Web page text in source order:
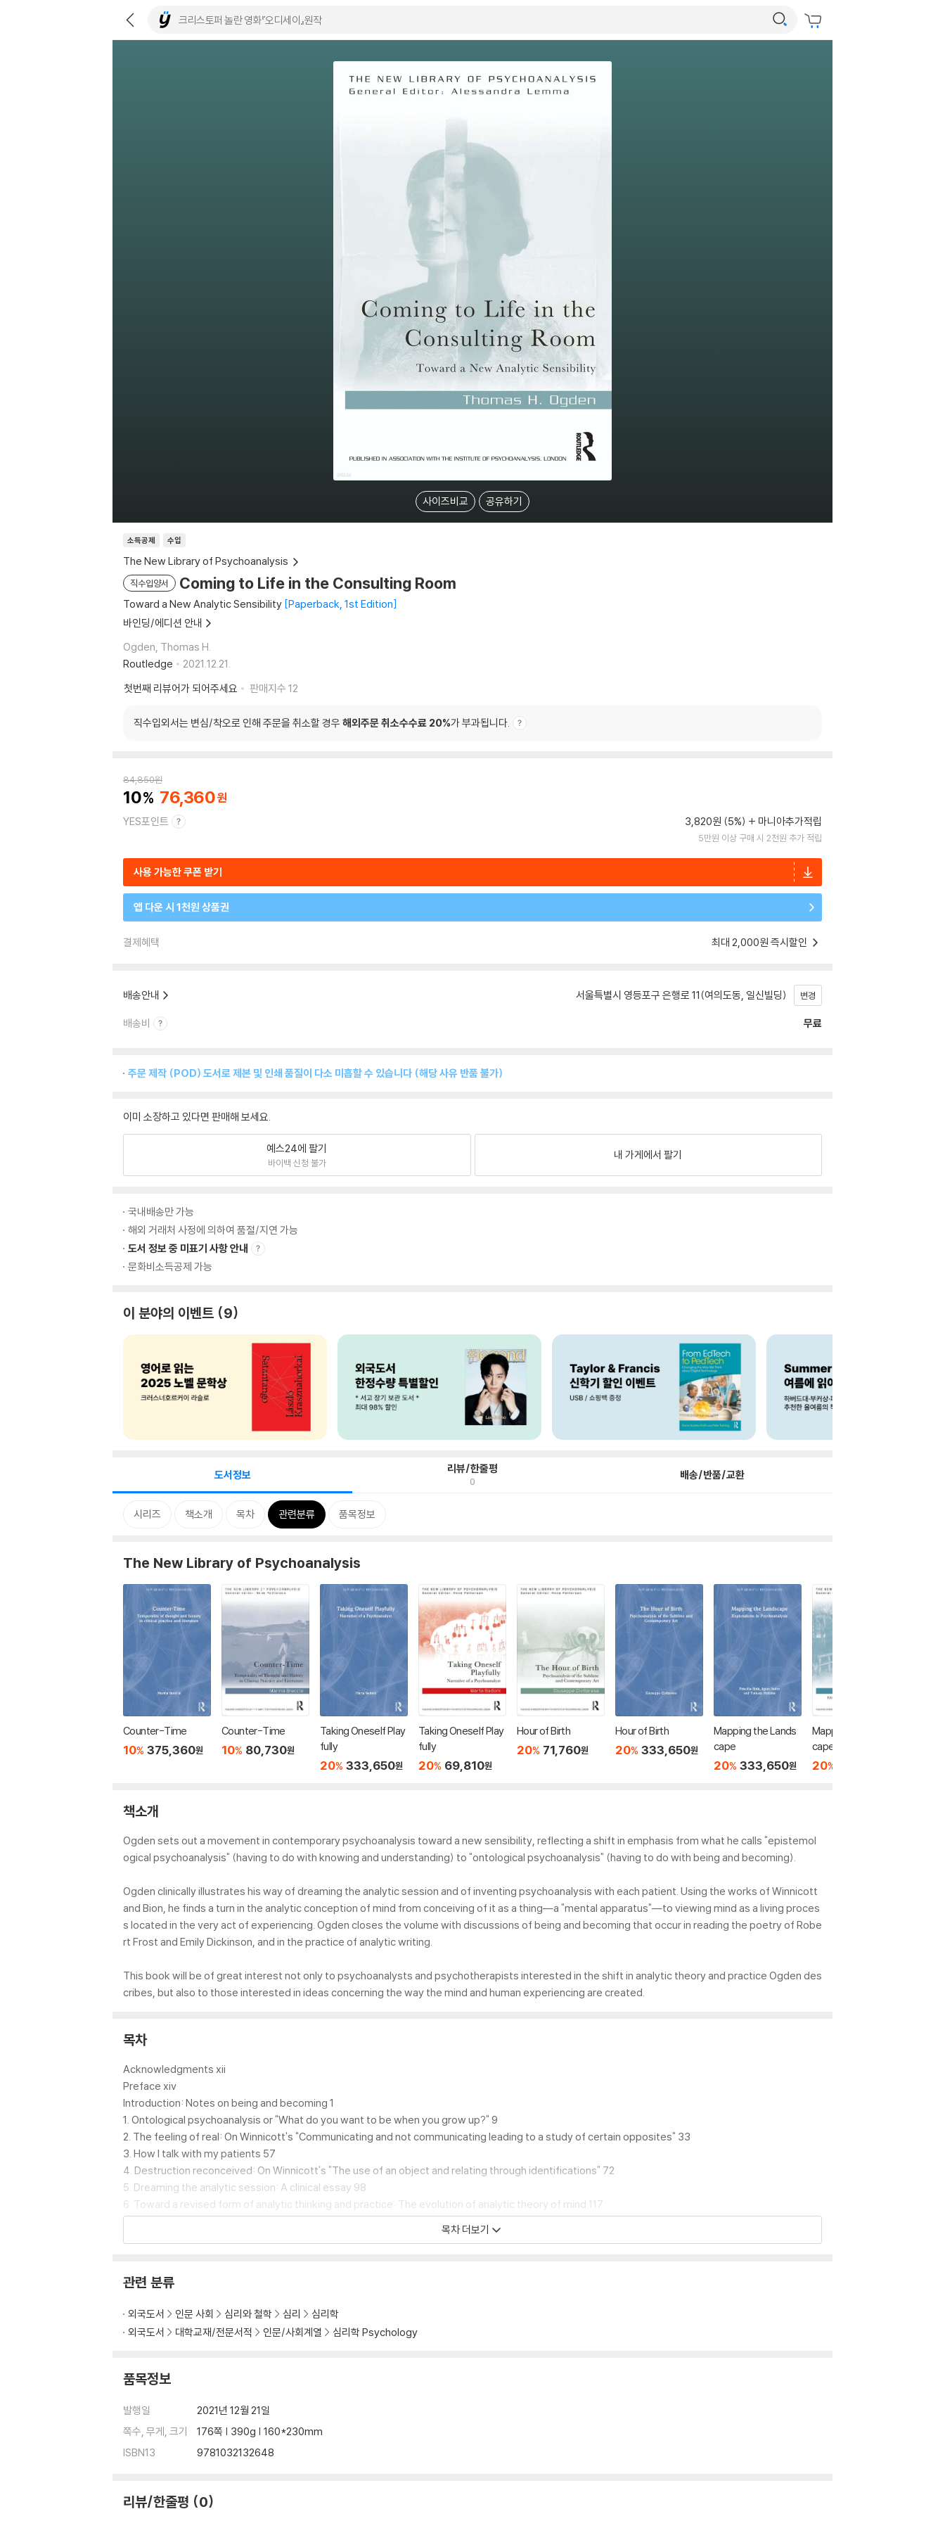
사이즈비교 공유하기
소득공제 수입
The New Library of Psychoanalysis
직수입양서 Coming to Life in the Consulting Room
Toward a New Analytic Sensibility Paperback, 1st Edition
바인딩/에디션 안내
Ogden, Thomas H.
Routledge
2021.12.21.
첫번째 리뷰어가 되어주세요
판매지수 12
직수입외서는 변심/착오로 인해 주문을 취소할 경우 해외주문 취소수수료 20%가 부과됩니다.
84,850원
10 76,360
YES포인트 3,820원 (5%) 마니아추가적립
5만원 이상 구매 시 2천원 추가 적립
사용 가능한 쿠폰 받기
앱 다운 시 1천원 상품권
결제혜택 최대 2,000원 즉시할인
배송안내 서울특별시 영등포구 은행로 11(여의도동, 일신빌딩) 변경
배송비 무료
주문 제작 (POD) 도서로 제본 및 인쇄 품질이 다소 미흡할 수 있습니다 (해당 사유 반품 불가)
이미 소장하고 있다면 판매해 보세요.
예스24에 팔기
바이백 신청 불가
내 가게에서 팔기
국내배송만 가능
해외 거래처 사정에 의하여 품절/지연 가능
도서 정보 중 미표기 사항 안내
문화비소득공제 가능
이 분야의 이벤트 9
도서정보 리뷰/한줄평
0 배송/반품/교환
시리즈 책소개 목차 관련분류 품목정보
The New Library of Psychoanalysis
Counter-Time
10% 375,360원
Counter-Time
10% 80,730원
Taking Oneself Play
fully
20% 333,650원
Taking Oneself Play
fully
20% 69,810원
Hour of Birth
20% 71,760원
Hour of Birth
20% 333,650원
Mapping the Lands
cape
20% 333,650원
Mapping the Lands
cape
20%
책소개
Ogden sets out a movement in contemporary psychoanalysis toward a new sensibility, reflecting a shift in emphasis from what he calls "epistemol
ogical psychoanalysis" (having to do with knowing and understanding) to "ontological psychoanalysis" (having to do with being and becoming).
Ogden clinically illustrates his way of dreaming the analytic session and of inventing psychoanalysis with each patient. Using the works of Winnicott
and Bion, he finds a turn in the analytic conception of mind from conceiving of it as a thing―a "mental apparatus"―to viewing mind as a living proces
s located in the very act of experiencing. Ogden closes the volume with discussions of being and becoming that occur in reading the poetry of Robe
rt Frost and Emily Dickinson, and in the practice of analytic writing.
This book will be of great interest not only to psychoanalysts and psychotherapists interested in the shift in analytic theory and practice Ogden des
cribes, but also to those interested in ideas concerning the way the mind and human experiencing are created.
목차
Acknowledgments xii
Preface xiv
Introduction: Notes on being and becoming 1
1. Ontological psychoanalysis or "What do you want to be when you grow up?" 9
2. The feeling of real: On Winnicott's "Communicating and not communicating leading to a study of certain opposites" 33
3. How I talk with my patients 57
4. Destruction reconceived: On Winnicott's "The use of an object and relating through identifications" 72
5. Dreaming the analytic session: A clinical essay 98
6. Toward a revised form of analytic thinking and practice: The evolution of analytic theory of mind 117
7. On language and truth in psychoanalysis 141
목차 더보기
관련 분류
외국도서 인문 사회 심리와 철학 심리
심리학
외국도서
대학교재/전문서적 인문/사회계열 심리학 Psychology
품목정보
발행일
2021년 12월 21일
쪽수, 무게, 크기
176쪽 | 390g | 160*230mm
ISBN13
9781032132648
리뷰/한줄평 0